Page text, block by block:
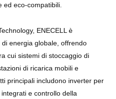
ed eco-compatibili.
ENECELL è
energia globale, offrendo
cui sistemi di stoccaggio di
di ricarica mobili e
principali includono inverter per
e controllo della